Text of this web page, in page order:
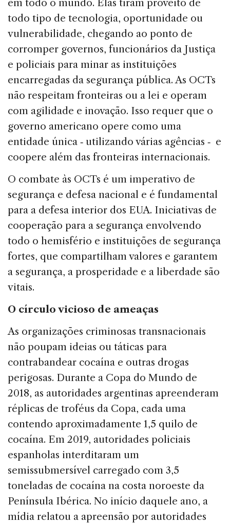
em todo o mundo. Elas tiram proveito de
todo tipo de tecnologia, oportunidade ou
vulnerabilidade, chegando ao ponto de
corromper governos, funcionários da Justiça
e policiais para minar as instituições
encarregadas da segurança pública. As OCTs
não respeitam fronteiras ou a lei e operam
com agilidade e inovação. Isso requer que o
governo americano opere como uma
entidade única ‑ utilizando várias agências ‑ e
coopere além das fronteiras internacionais.
O combate às OCTs é um imperativo de
segurança e defesa nacional e é fundamental
para a defesa interior dos EUA. Iniciativas de
cooperação para a segurança envolvendo
todo o hemisfério e instituições de segurança
fortes, que compartilham valores e garantem
a segurança, a prosperidade e a liberdade são
vitais.
O círculo vicioso de ameaças
As organizações criminosas transnacionais
não poupam ideias ou táticas para
contrabandear cocaína e outras drogas
perigosas. Durante a Copa do Mundo de
2018, as autoridades argentinas apreenderam
réplicas de troféus da Copa, cada uma
contendo aproximadamente 1,5 quilo de
cocaína. Em 2019, autoridades policiais
espanholas interditaram um
semissubmersível carregado com 3,5
toneladas de cocaína na costa noroeste da
Península Ibérica. No início daquele ano, a
mídia relatou a apreensão por autoridades